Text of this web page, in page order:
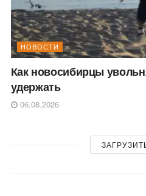
НОВОСТИ
Как новосибирцы
удержать
06.08.2026